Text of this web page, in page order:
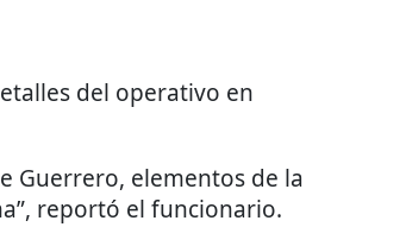
del operativo en
Guerrero, elementos de la
reportó el funcionario.